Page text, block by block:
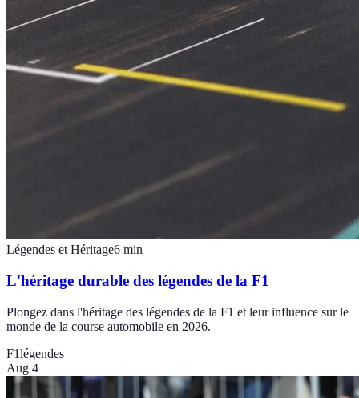
Légendes et Héritage6 min
L'héritage durable des légendes de la F1
Plongez dans l'héritage des légendes de la F1 et leur influence sur le
monde de la course automobile en 2026.
F1légendes
Aug 4